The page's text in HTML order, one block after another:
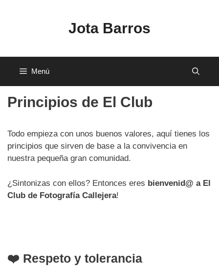
Jota Barros
Menú
Principios de El Club
Todo empieza con unos buenos valores, aquí tienes los
principios que sirven de base a la convivencia en
nuestra pequeña gran comunidad.
¿Sintonizas con ellos? Entonces eres bienvenid@ a El
Club de Fotografía Callejera!
❤️ Respeto y tolerancia